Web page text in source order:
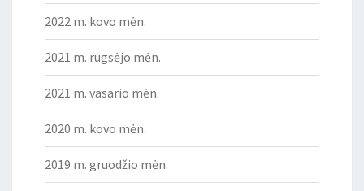
2022 m. kovo mėn.
2021 m. rugsėjo mėn.
2021 m. vasario mėn.
2020 m. kovo mėn.
2019 m. gruodžio mėn.